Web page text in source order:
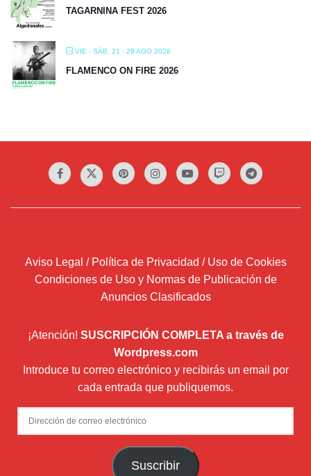
TAGARNINA FEST 2026
VIE - SÁB, 21 - 29 AGO 2026
FLAMENCO ON FIRE 2026
Aviso Legal / Política de Privacidad / Uso de Cookies
Condiciones de Uso y Normas de Publicación de
Anuncios Clasificados
¡Atención! SUSCRIPCIÓN COMPLETA a través de
Wordpress.com
Introduce tu correo electrónico y recibirás un email por
cada entrada que publiquemos.
Dirección
de
Suscribir